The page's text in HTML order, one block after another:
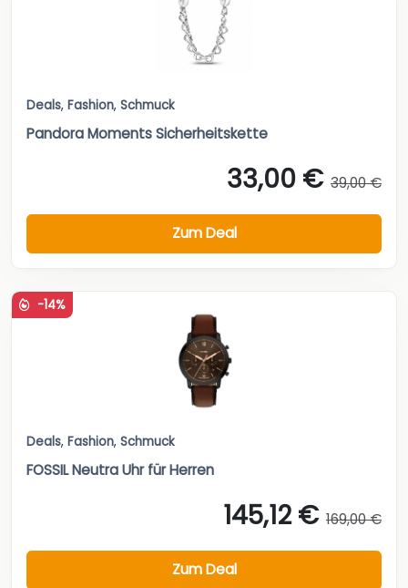
Deals, Fashion, Schmuck
Pandora Moments Sicherheitskette
33,00 € 39,00 €
Zum Deal
-14%
Deals, Fashion, Schmuck
FOSSIL Neutra Uhr für Herren
145,12 € 169,00 €
Zum Deal